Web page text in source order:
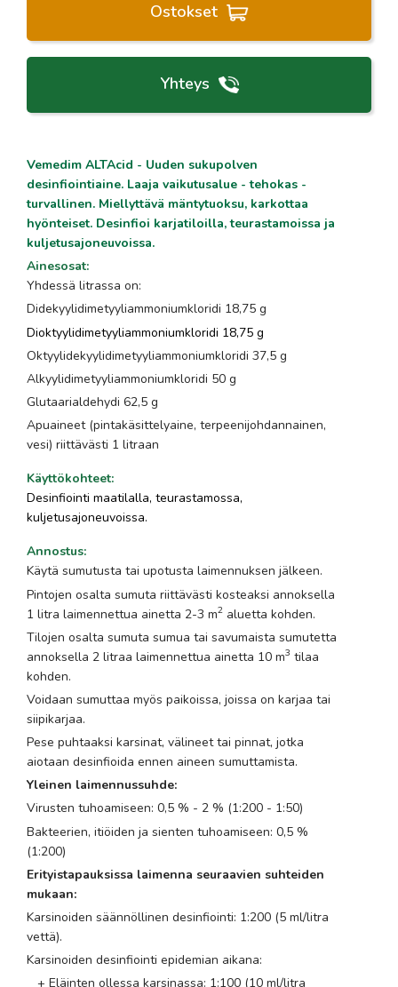
Ostokset
Yhteys
Vemedim ALTAcid - Uuden sukupolven
desinfiointiaine. Laaja vaikutusalue - tehokas -
turvallinen. Miellyttävä mäntytuoksu, karkottaa
hyönteiset. Desinfioi karjatiloilla, teurastamoissa ja
kuljetusajoneuvoissa.
Ainesosat:
Yhdessä litrassa on:
Didekyylidimetyyliammoniumkloridi 18,75 g
Dioktyylidimetyyliammoniumkloridi 18,75 g
Oktyylidekyylidimetyyliammoniumkloridi 37,5 g
Alkyylidimetyyliammoniumkloridi 50 g
Glutaarialdehydi 62,5 g
Apuaineet (pintakäsittelyaine, terpeenijohdannainen,
vesi) riittävästi 1 litraan
Käyttökohteet:
Desinfiointi maatilalla, teurastamossa,
kuljetusajoneuvoissa.
Annostus:
Käytä sumutusta tai upotusta laimennuksen jälkeen.
Pintojen osalta sumuta riittävästi kosteaksi annoksella
1 litra laimennettua ainetta 2-3 m2 aluetta kohden.
Tilojen osalta sumuta sumua tai savumaista sumutetta
annoksella 2 litraa laimennettua ainetta 10 m3 tilaa
kohden.
Voidaan sumuttaa myös paikoissa, joissa on karjaa tai
siipikarjaa.
Pese puhtaaksi karsinat, välineet tai pinnat, jotka
aiotaan desinfioida ennen aineen sumuttamista.
Yleinen laimennussuhde:
Virusten tuhoamiseen: 0,5 % - 2 % (1:200 - 1:50)
Bakteerien, itiöiden ja sienten tuhoamiseen: 0,5 %
(1:200)
Erityistapauksissa laimenna seuraavien suhteiden
mukaan:
Karsinoiden säännöllinen desinfiointi: 1:200 (5 ml/litra
vettä).
Karsinoiden desinfiointi epidemian aikana:
+ Eläinten ollessa karsinassa: 1:100 (10 ml/litra